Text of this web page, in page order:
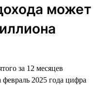
может
за 12 месяцев
2025 года цифра